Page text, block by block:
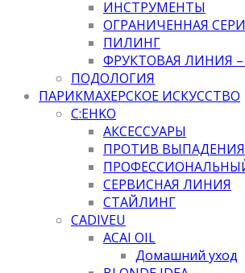
ИНСТРУМЕНТЫ
ОГРАНИЧЕННАЯ
ПИЛИНГ
ФРУКТОВАЯ ЛИНИЯ –
ПОДОЛОГИЯ
ПАРИКМАХЕРСКОЕ ИСКУССТВО
C:EHKO
АКСЕССУАРЫ
ПРОТИВ ВЫПАДЕНИЯ
СЕРВИСНАЯ ЛИНИЯ
СТАЙЛИНГ
CADIVEU
ACAI OIL
Домашний уход